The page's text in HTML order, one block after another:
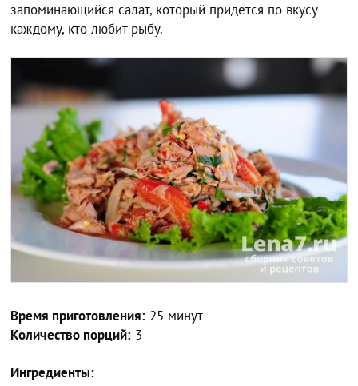
запоминающийся салат, который придется по вкусу
каждому, кто любит рыбу.
Время приготовления: 25 минут
Количество порций: 3
Ингредиенты: